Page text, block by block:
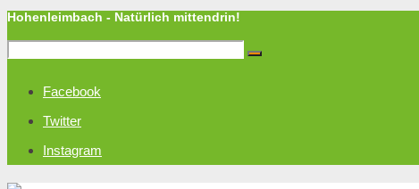
Hohenleimbach - Natürlich mittendrin!
Facebook
Twitter
Instagram